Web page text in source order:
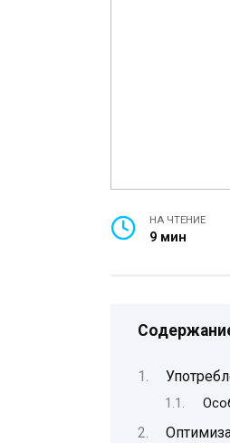
НА ЧТЕНИЕ
9 мин